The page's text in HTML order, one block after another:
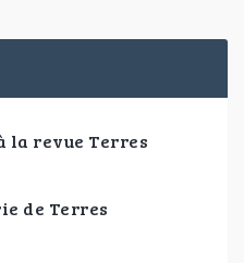
la revue Terres
de Terres